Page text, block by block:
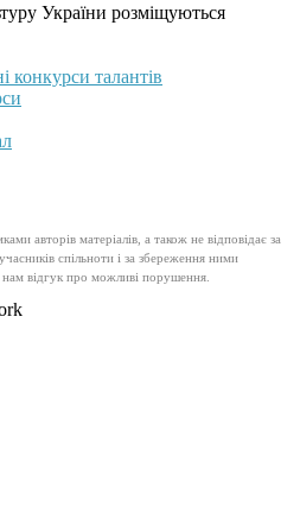
України розміщуються
конкурси талантів
авторів матеріалів, а також не відповідає за
спільноти і за збереження ними
відгук про можливі порушення.